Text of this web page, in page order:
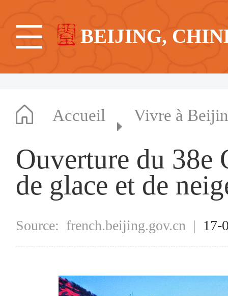
BEIJING,
Accueil Vivre à
Ouverture du 38e
de glace et de
Source: french.beijing.gov.cn |